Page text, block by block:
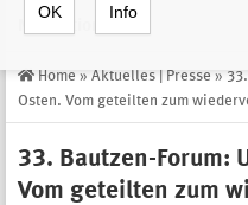
OK Info
Home » Aktuelles | Presse »
Osten. Vom geteilten zum
33. Bautzen-Forum:
Vom geteilten zum